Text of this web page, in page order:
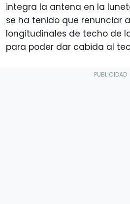
integra la antena en la
se ha tenido que renunciar
longitudinales de techo de
para poder dar cabida al